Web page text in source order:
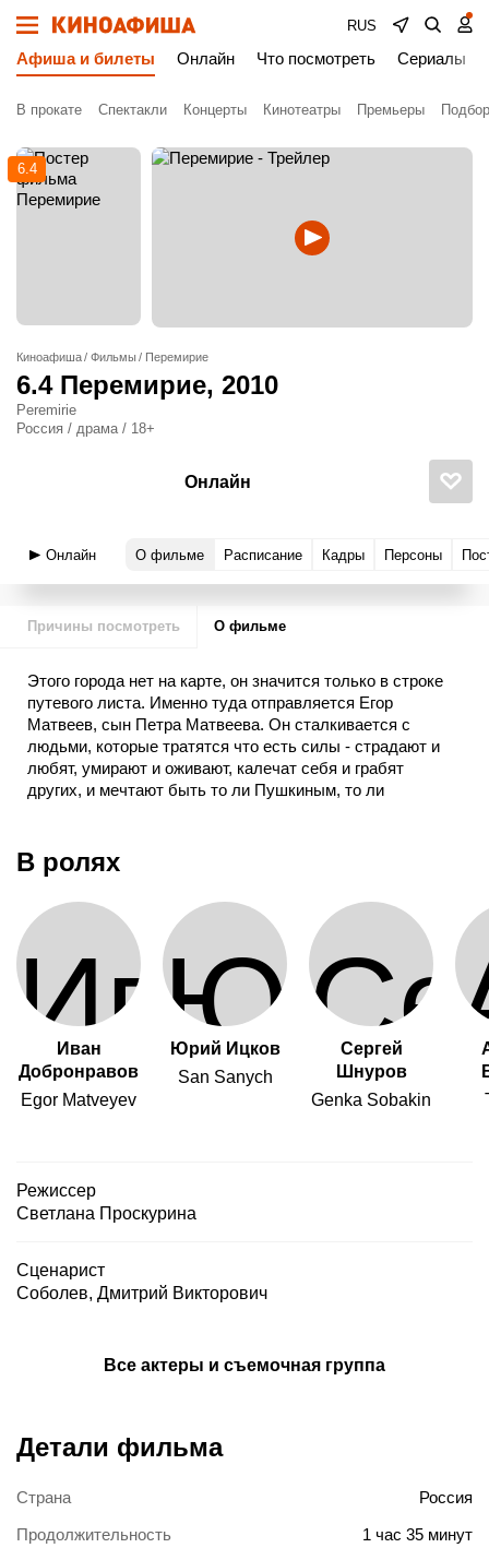
RUS
Афиша и билеты Онлайн Что посмотреть Сериалы
В прокате Спектакли Концерты Кинотеатры Премьеры
6.4
Киноафиша Фильмы Перемирие
6.4 Перемирие, 2010
Peremirie
Россия / драма / 18+
Онлайн
Онлайн О фильме Расписание Кадры Персоны
Причины посмотреть О фильме
Этого города нет на карте, он значится только в строке
путевого листа. Именно туда отправляется Егор
Матвеев, сын Петра Матвеева. Он сталкивается с
людьми, которые тратятся что есть силы - страдают и
любят, умирают и оживают, калечат себя и грабят
других, и мечтают быть то ли Пушкиным, то ли
В ролях
Иван
Добронравов
Egor Matveyev
Юрий Ицков
San Sanych
Сергей
Шнуров
Genka Sobakin
Режиссер
Светлана Проскурина
Сценарист
Соболев, Дмитрий Викторович
Все актеры и съемочная группа
Детали фильма
Страна
Россия
Продолжительность
1 час 35 минут